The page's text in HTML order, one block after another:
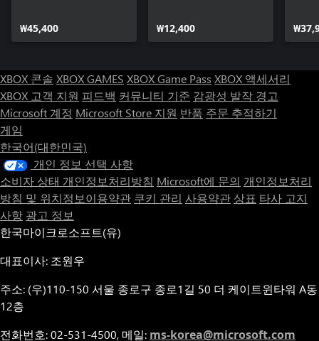
₩45,400 ₩12,400
XBOX 콘솔 XBOX GAMES XBOX Game Pass XBOX 액세서리
XBOX 고객 지원 피드백 커뮤니티 기준 감광성 발작 경고
Microsoft 계정 Microsoft Store 지원 반품 주문 추적하기
게임
한국어(대한민국)
개인 정보 선택 사항
소비자 상태 개인정보처리방침 Microsoft에 문의 개인정보처리
방침 및 위치정보이용약관 쿠키 관리 사용약관 상표 타사 고지
사항 광고 정보
한국마이크로소프트(유)
대표이사: 조원우
주소: (우)110-150 서울 종로구 종로1길 50 더 케이트윈타워 A동
12층
전화번호: 02-531-4500, 메일: ms-korea@microsoft.com